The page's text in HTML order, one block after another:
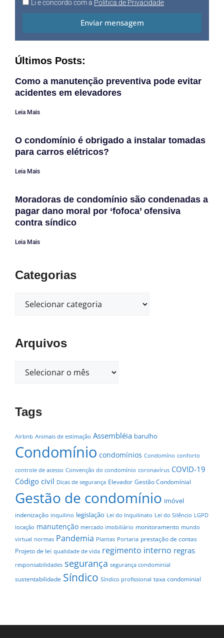
Li e concordo com a Política de Privacidade
Enviar mensagem
Últimos Posts:
Como a manutenção preventiva pode evitar
acidentes em elevadores
Leia Mais
O condomínio é obrigado a instalar tomadas
para carros elétricos?
Leia Mais
Moradoras de condomínio são condenadas a
pagar dano moral por ‘fofoca’ ofensiva
contra síndico
Leia Mais
Categorias
Arquivos
Tags
Airbnb Animais de estimação Assembléia barulho
Condomínio condomínios Condomíno conforto
controle de acesso Convenção do condomínio coronavírus COVID-19
Código civil Dicas de segurança Elevador Gestão Condomínial
Gestão de condomínio imóvel
indenização inquilino legislação Lei do Inquilinato Lei do Silêncio LGPD
locação manutenção mercado imobiliário monitoramento mundo
virtual normas Pandemia Plantas Portaria prestação de contas
Projeto de lei qualidade de vida regimento interno regras
responsabilidades segurança segurança condominial
sustentabilidade Síndico Síndico profissional taxa condominial